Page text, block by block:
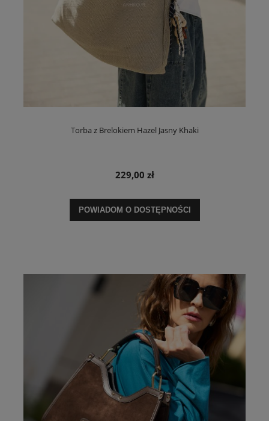
Torba z Brelokiem Hazel Jasny Khaki
229,00 zł
POWIADOM O DOSTĘPNOŚCI